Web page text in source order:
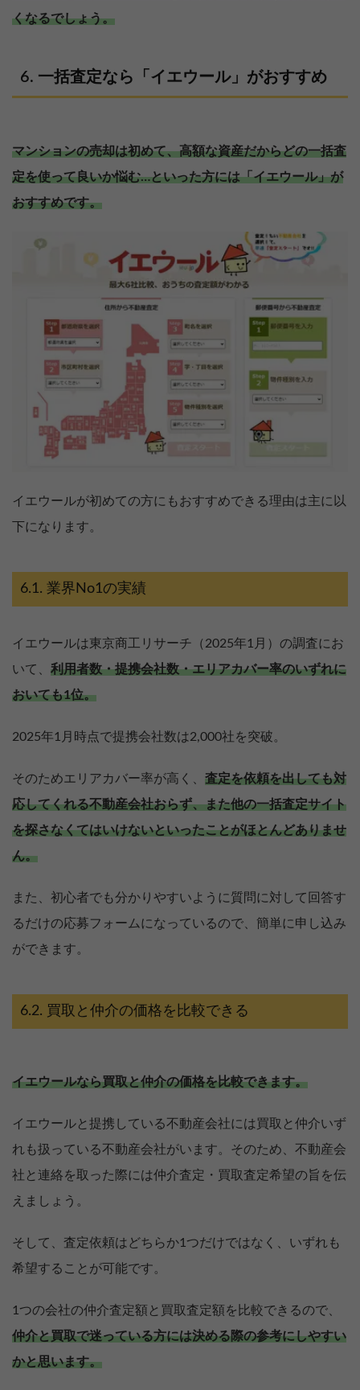
くなるでしょう。
一括査定なら「イエウール」がおすすめ
マンションの売却は初めて、高額な資産だからどの一括査
定を使って良いか悩む…といった方には「イエウール」が
おすすめです。
イエウールが初めての方にもおすすめできる理由は主に以
下になります。
業界No1の実績
イエウールは東京商工リサーチ（2025年1月）の調査にお
いて、 利用者数・提携会社数・エリアカバー率のいずれに
おいても1位。
2025年1月時点で提携会社数は2,000社を突破。
そのためエリアカバー率が高く、 査定を依頼を出しても対
応してくれる不動産会社おらず、また他の一括査定サイト
を探さなくてはいけないといったことがほとんどありませ
ん。
また、初心者でも分かりやすいように質問に対して回答す
るだけの応募フォームになっているので、簡単に申し込み
ができます。
買取と仲介の価格を比較できる
イエウールなら買取と仲介の価格を比較できます。
イエウールと提携している不動産会社には買取と仲介いず
れも扱っている不動産会社がいます。そのため、不動産会
社と連絡を取った際には仲介査定・買取査定希望の旨を伝
えましょう。
そして、査定依頼はどちらか1つだけではなく、いずれも
希望することが可能です。
1つの会社の仲介査定額と買取査定額を比較できるので、
仲介と買取で迷っている方には決める際の参考にしやすい
かと思います。
【完全無料】うちの価格いくら？